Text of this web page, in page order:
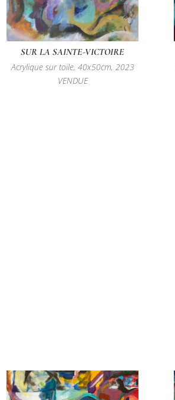
SUR LA SAINTE-VICTOIRE
Acrylique sur toile, 40x50cm, 2023
VENDUE